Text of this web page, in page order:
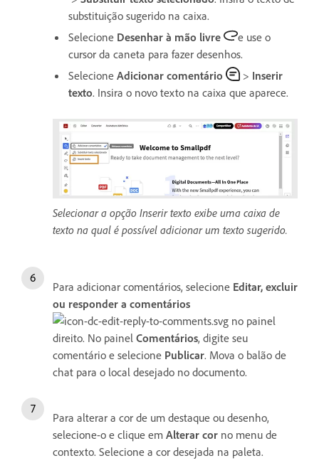
substituição sugerido na caixa.
Selecione Desenhar à mão livre
e use o
cursor da caneta para fazer desenhos.
Selecione Adicionar comentário > Inserir
texto. Insira o novo texto na caixa que aparece.
Selecionar a opção Inserir texto exibe uma caixa de
texto na qual é possível adicionar um texto sugerido.
Para adicionar comentários, selecione Editar, excluir
ou responder a comentários
no painel
direito. No painel Comentários, digite seu
comentário e selecione Publicar. Mova o balão de
chat para o local desejado no documento.
Para alterar a cor de um destaque ou desenho,
selecione-o e clique em Alterar cor no menu de
contexto. Selecione a cor desejada na paleta.